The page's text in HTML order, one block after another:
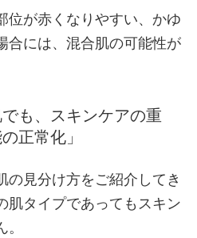
位が赤くなりやすい、かゆ
合には、混合肌の可能性が
も、スキンケアの重
正常化」
の見分け方をご紹介してき
肌タイプであってもスキン